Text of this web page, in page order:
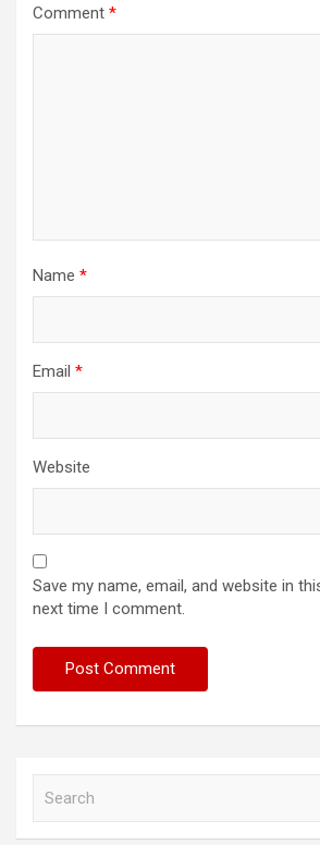
Comment *
Name *
Email *
Website
Save my name, email, and website in
next time I comment.